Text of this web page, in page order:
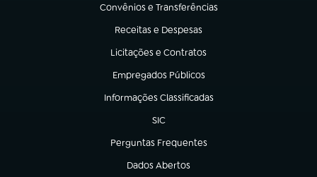
Convênios e Transferências
(abre em nova aba)
Receitas e Despesas
(abre em nova aba)
Licitações e Contratos
(abre em nova aba)
Empregados Públicos
(abre em nova aba)
Informações Classificadas
(abre em nova aba)
SIC
(abre em nova aba)
Perguntas Frequentes
(abre em nova aba)
Dados Abertos
(abre em nova aba)